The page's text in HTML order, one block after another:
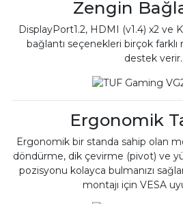
Zengin
DisplayPort1.2, HDMI (v1.4) x2 ve
bağlantı seçenekleri birçok
destek verir.
Ergonomik
Ergonomik bir standa sahip olan
döndürme, dik çevirme (pivot) ve
pozisyonu kolayca bulmanızı
montajı için VESA